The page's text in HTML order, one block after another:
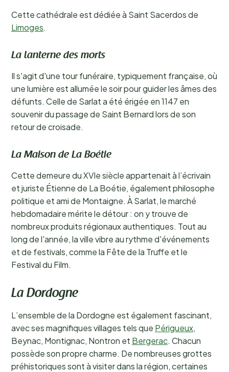
Cette cathédrale est dédiée à Saint Sacerdos de
Limoges.
La lanterne des morts
Il s'agit d'une tour funéraire, typiquement française, où
une lumière est allumée le soir pour guider les âmes des
défunts. Celle de Sarlat a été érigée en 1147 en
souvenir du passage de Saint Bernard lors de son
retour de croisade.
La Maison de La Boétie
Cette demeure du XVIe siècle appartenait à l’écrivain
et juriste Étienne de La Boétie, également philosophe
politique et ami de Montaigne. À Sarlat, le marché
hebdomadaire mérite le détour : on y trouve de
nombreux produits régionaux authentiques. Tout au
long de l'année, la ville vibre au rythme d'événements
et de festivals, comme la Fête de la Truffe et le
Festival du Film.
La Dordogne
L’ensemble de la Dordogne est également fascinant,
avec ses magnifiques villages tels que Périgueux,
Beynac, Montignac, Nontron et Bergerac. Chacun
possède son propre charme. De nombreuses grottes
préhistoriques sont à visiter dans la région, certaines